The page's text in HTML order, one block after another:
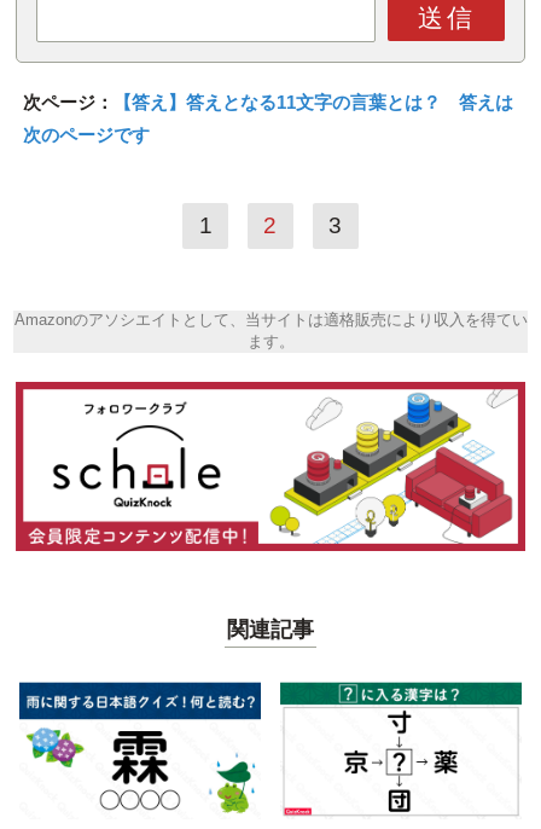
送信
次ページ：
【答え】答えとなる11文字の言葉とは？ 答えは
次のページです
1 2 3
Amazonのアソシエイトとして、当サイトは適格販売により収入を得てい
ます。
関連記事